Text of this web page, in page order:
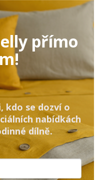
přímo
kdo se dozví o
nabídkách
dílně.